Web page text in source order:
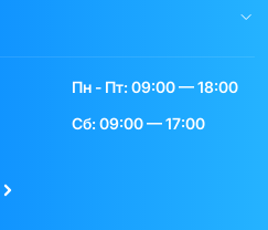
Пн - Пт: 09:00 — 18:00
Сб: 09:00 — 17:00